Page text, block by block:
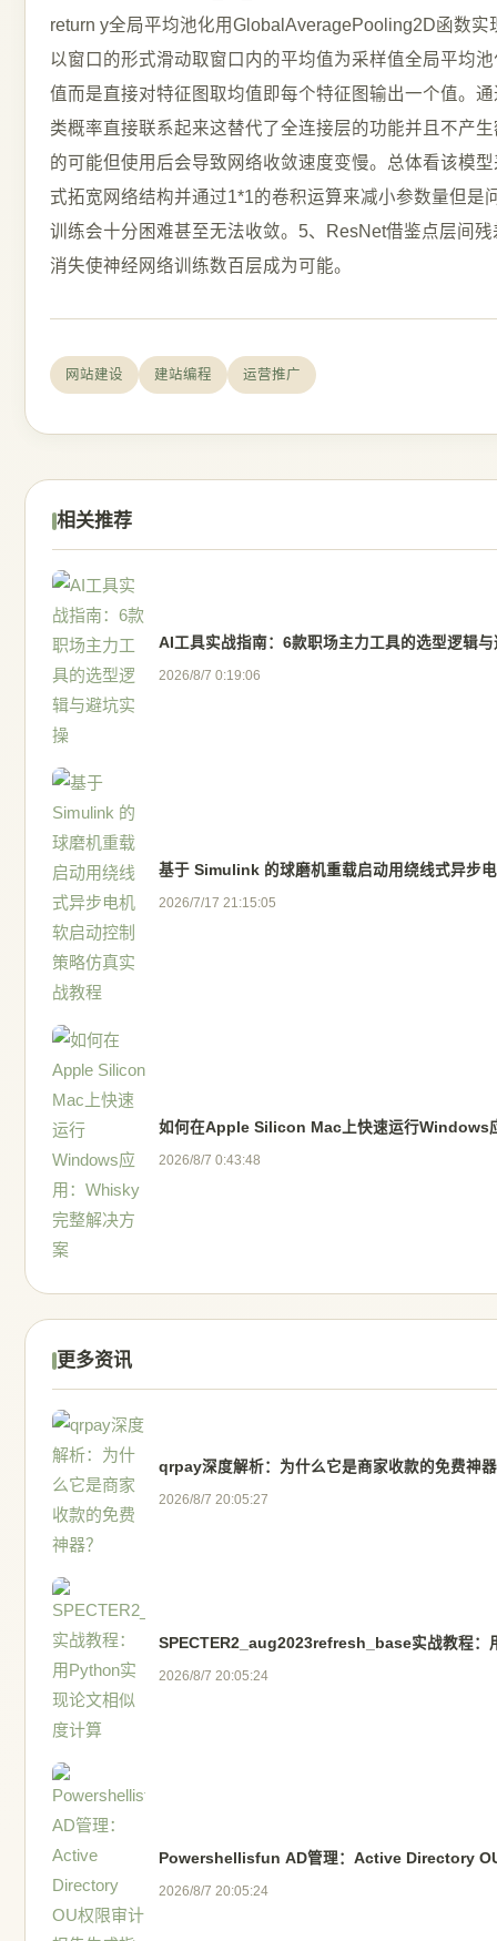
网站建设 建站编程 运营推广
相关推荐
AI工具实战指南：6款职场主力工具的选型逻辑
2026/8/7 0:19:06
基于 Simulink 的球磨机重载启动用绕线式异步
2026/7/17 21:15:05
如何在Apple Silicon Mac上快速运行Windows
2026/8/7 0:43:48
更多资讯
qrpay深度解析：为什么它是商家收款的免费神
2026/8/7 20:05:27
SPECTER2_aug2023refresh_base实战教程：
2026/8/7 20:05:24
Powershellisfun AD管理：Active Directory
2026/8/7 20:05:24